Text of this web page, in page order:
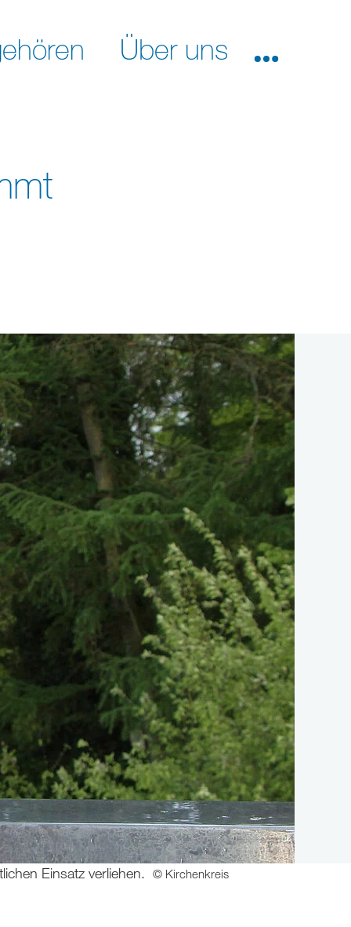
Über uns
Einsatz verliehen.
© Kirchenkreis